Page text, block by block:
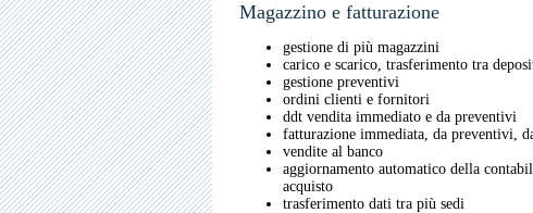
Magazzino e fatturazione
gestione di più magazzini
carico e scarico, trasferimento tra
gestione preventivi
ordini clienti e fornitori
ddt vendita immediato e da preventivi
fatturazione immediata, da preventivi,
vendite al banco
aggiornamento automatico della
acquisto
trasferimento dati tra più sedi